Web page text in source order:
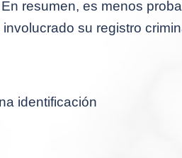
En resumen, es menos
su registro
identificación